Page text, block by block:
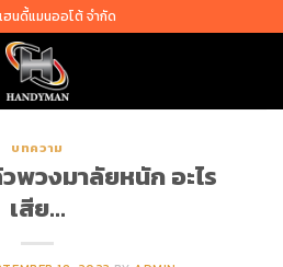
นดี้แมนออโต้ จำกัด
บทความ
พวงมาลัยหนัก อะไร
เสีย…